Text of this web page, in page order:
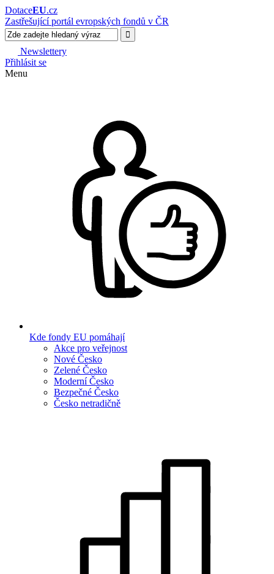
DotaceEU.cz
Zastřešující portál evropských fondů v ČR
Newslettery
Přihlásit se
Menu
Kde fondy EU pomáhají
Akce pro veřejnost
Nové Česko
Zelené Česko
Moderní Česko
Bezpečné Česko
Česko netradičně